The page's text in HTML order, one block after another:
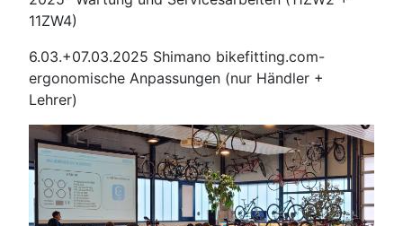
11ZW4)
6.03.+07.03.2025 Shimano bikefitting.com-
ergonomische Anpassungen (nur Händler +
Lehrer)